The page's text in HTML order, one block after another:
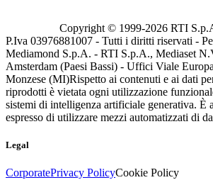
Copyright © 1999-2026 RTI
P.Iva 03976881007 - Tutti i diritti riservati -
Mediamond S.p.A. - RTI S.p.A., Mediaset
Amsterdam (Paesi Bassi) - Uffici Viale
Monzese (MI)Rispetto ai contenuti e ai dati
riprodotti è vietata ogni utilizzazione
sistemi di intelligenza artificiale generativa. È
espresso di utilizzare mezzi automatizzati di
Legal
CorporatePrivacy PolicyCookie Policy